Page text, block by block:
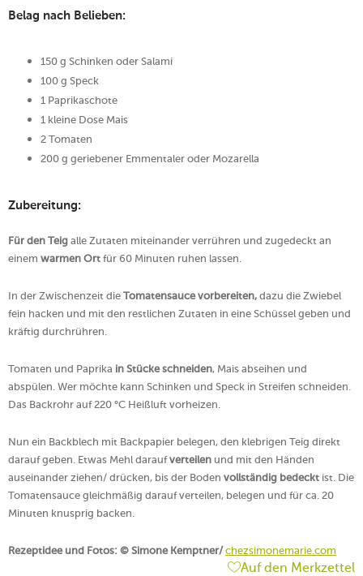
Belag nach Belieben:
150 g Schinken oder Salami
100 g Speck
1 Paprikaschote
1 kleine Dose Mais
2 Tomaten
200 g geriebener Emmentaler oder Mozarella
Zubereitung:
Für den Teig alle Zutaten miteinander verrühren und zugedeckt an
einem warmen Ort für 60 Minuten ruhen lassen.
In der Zwischenzeit die Tomatensauce vorbereiten, dazu die Zwiebel
fein hacken und mit den restlichen Zutaten in eine Schüssel geben und
kräftig durchrühren.
Tomaten und Paprika in Stücke schneiden, Mais abseihen und
abspülen. Wer möchte kann Schinken und Speck in Streifen schneiden.
Das Backrohr auf 220 °C Heißluft vorheizen.
Nun ein Backblech mit Backpapier belegen, den klebrigen Teig direkt
darauf geben. Etwas Mehl daraufverteilen und mit den Händen
auseinander ziehen/ drücken, bis der Boden vollständig bedeckt ist. Die
Tomatensauce gleichmäßig darauf verteilen, belegen und für ca. 20
Minuten knusprig backen.
Rezeptidee und Fotos: © Simone Kemptner/chezsimonemarie.com
Auf den Merkzettel